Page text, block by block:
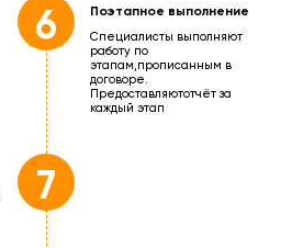
Поэтапное выполнение
Специалисты выполняют
работу по
этапам,прописанным в
договоре.
Предоставляютотчёт за
каждый этап
6
7